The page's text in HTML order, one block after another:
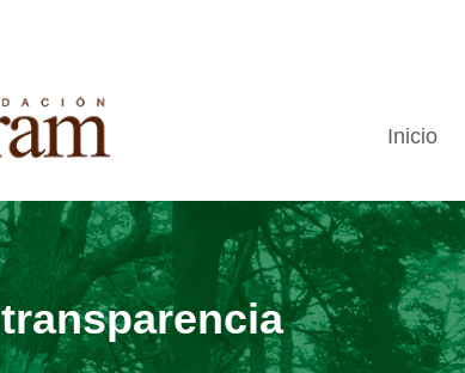
Inicio
transparencia